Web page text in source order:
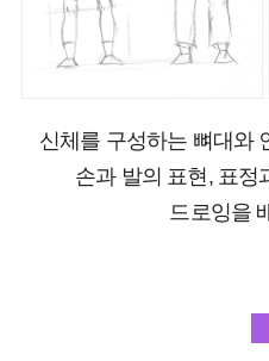
신체를 구성하는 뼈대와
손과 발의 표현, 표정
드로잉을